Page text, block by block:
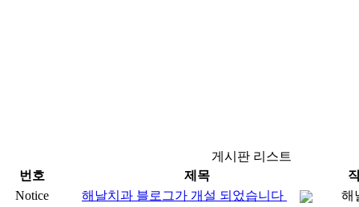
게시판 리스트
번호
제목
Notice
해날치과 블로그가 개설 되었습니다
해